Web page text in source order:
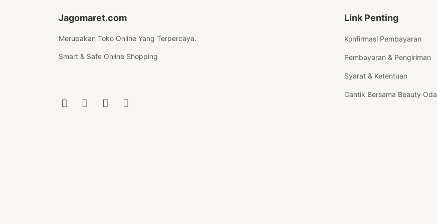
Jagomaret.com
Merupakan Toko Online Yang Terpercaya.
Smart & Safe Online Shopping
Link Penting
Konfirmasi Pembayaran
Pembayaran & Pengiriman
Syarat & Ketentuan
Cantik Bersama Beauty Oda